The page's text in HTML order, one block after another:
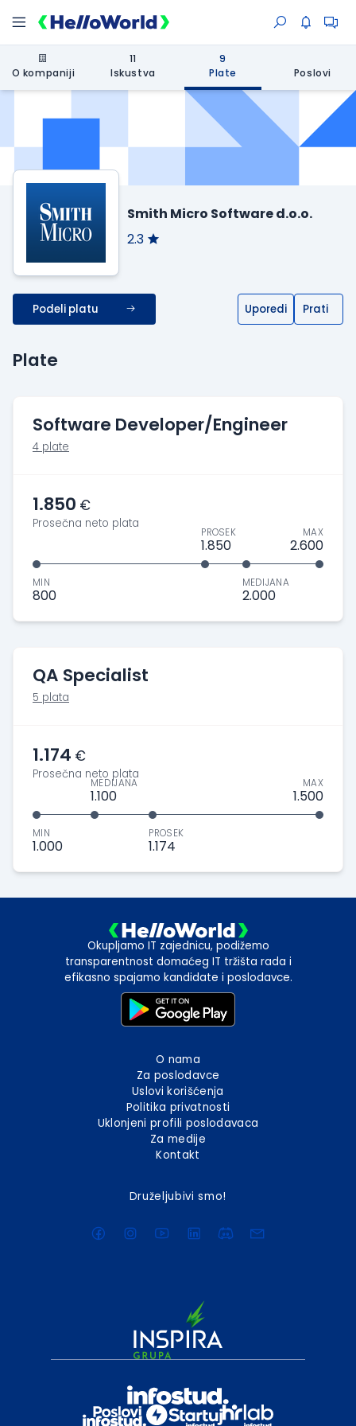
O kompaniji
11
Iskustva
9
Plate
Poslovi
Smith Micro Software d.o.o.
2.3
Podeli platu Uporedi Prati
Plate
Software Developer/Engineer
4 plate
1.850 €
Prosečna neto plata
MIN
800
MEDIJANA
2.000
PROSEK
1.850
MAX
2.600
QA Specialist
5 plata
1.174 €
Prosečna neto plata
MIN
1.000
MEDIJANA
1.100
PROSEK
1.174
MAX
1.500
Okupljamo IT zajednicu, podižemo
transparentnost domaćeg IT tržišta rada i
efikasno spajamo kandidate i poslodavce.
O nama
Za poslodavce
Uslovi korišćenja
Politika privatnosti
Uklonjeni profili poslodavaca
Za medije
Kontakt
Druželjubivi smo!